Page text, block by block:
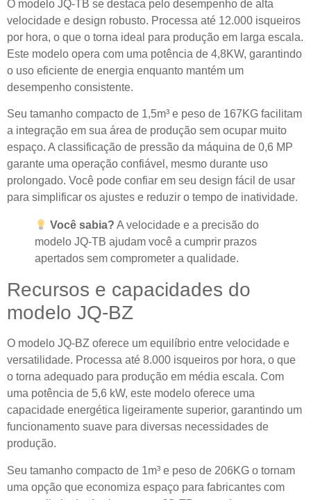
O modelo JQ-TB se destaca pelo desempenho de alta
velocidade e design robusto. Processa até 12.000 isqueiros
por hora, o que o torna ideal para produção em larga escala.
Este modelo opera com uma potência de 4,8KW, garantindo
o uso eficiente de energia enquanto mantém um
desempenho consistente.
Seu tamanho compacto de 1,5m³ e peso de 167KG facilitam
a integração em sua área de produção sem ocupar muito
espaço. A classificação de pressão da máquina de 0,6 MP
garante uma operação confiável, mesmo durante uso
prolongado. Você pode confiar em seu design fácil de usar
para simplificar os ajustes e reduzir o tempo de inatividade.
Você sabia? A velocidade e a precisão do
modelo JQ-TB ajudam você a cumprir prazos
apertados sem comprometer a qualidade.
Recursos e capacidades do
modelo JQ-BZ
O modelo JQ-BZ oferece um equilíbrio entre velocidade e
versatilidade. Processa até 8.000 isqueiros por hora, o que
o torna adequado para produção em média escala. Com
uma potência de 5,6 kW, este modelo oferece uma
capacidade energética ligeiramente superior, garantindo um
funcionamento suave para diversas necessidades de
produção.
Seu tamanho compacto de 1m³ e peso de 206KG o tornam
uma opção que economiza espaço para fabricantes com